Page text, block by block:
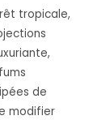
tropicale,
de
modifier